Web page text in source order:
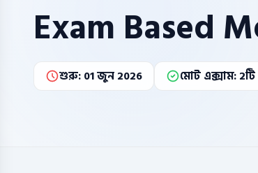
Exam Based
শুরু: 01 জুন 2026 মোট এক্সাম: 2টি